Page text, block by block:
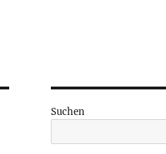
Suchen